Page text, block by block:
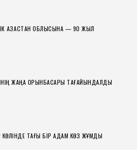
ҚАЗАҚСТАН ОБЛЫСЫНА — 90 ЖЫЛ
ЖАҢА ОРЫНБАСАРЫ ТАҒАЙЫНДАЛДЫ
КӨЛІНДЕ ТАҒЫ БІР АДАМ КӨЗ ЖҰМДЫ